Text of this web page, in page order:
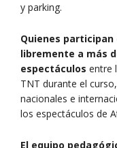
y parking.
Quienes
libremente a más
espectáculos entre
TNT durante el
nacionales e
los espectáculos de
El equipo